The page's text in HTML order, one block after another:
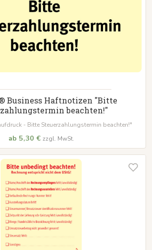
Business Haftnotizen "Bitte
beachten!"
- Bitte Steuerzahlungstermin beachten!"
ab 5,30 € zzgl. MwSt.